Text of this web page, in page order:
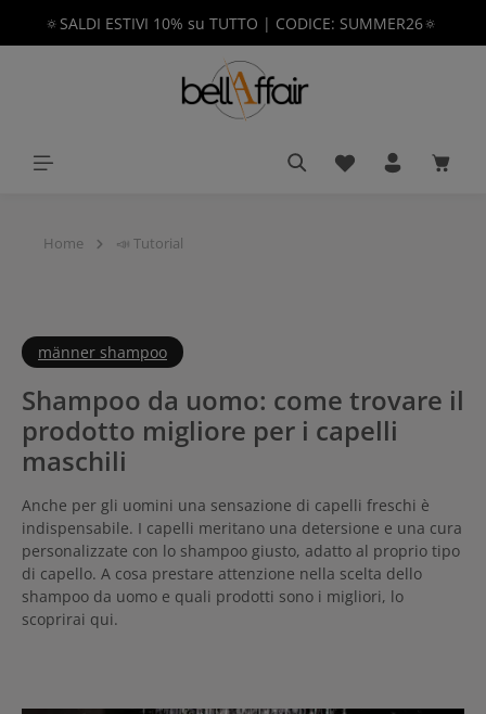
principale
🔅SALDI ESTIVI 10% su TUTTO | CODICE: SUMMER26🔅
Hai 0 articoli nella
Il
Home 📣 Tutorial
männer shampoo
Shampoo da uomo: come trovare il
prodotto migliore per i capelli
maschili
Anche per gli uomini una sensazione di capelli freschi è
indispensabile. I capelli meritano una detersione e una cura
personalizzate con lo shampoo giusto, adatto al proprio tipo
di capello. A cosa prestare attenzione nella scelta dello
shampoo da uomo e quali prodotti sono i migliori, lo
scoprirai qui.